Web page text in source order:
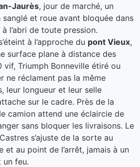
Jaurès, jour de marché, un
et roue avant bloquée dans
l’abri de toute pression.
à l’approche du pont Vieux,
surface plane à distance des
vif, Triumph Bonneville étiré ou
ne réclament pas la même
leur longueur et leur selle
sur le cadre. Près de la
camion attend une éclaircie de
sans bloquer les livraisons. Le
s’ajuste de la sorte au
et au point de l’arrêt, jamais à un
un feu.